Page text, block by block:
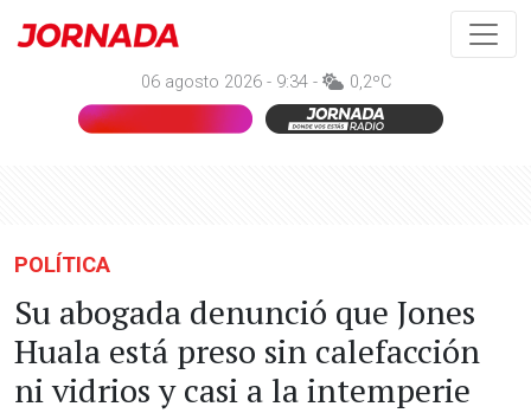
06 agosto 2026 - 9:34 - 0,2ºC
POLÍTICA
Su abogada denunció que Jones
Huala está preso sin calefacción
ni vidrios y casi a la intemperie